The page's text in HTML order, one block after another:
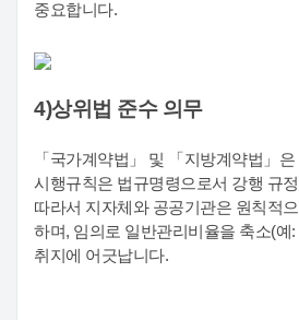
중요합니다.
4)상위법 준수 의무
「국가계약법」 및 「지방계약법」
시행규칙은 법규명령으로서 강행 규
따라서 지자체와 공공기관은 원칙적
하며, 임의로 일반관리비율을 축소(예
취지에 어긋납니다.